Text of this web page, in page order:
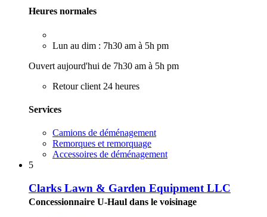
Heures normales
Lun au dim : 7h30 am à 5h pm
Ouvert aujourd'hui de 7h30 am à 5h pm
Retour client 24 heures
Services
Camions de déménagement
Remorques et remorquage
Accessoires de déménagement
5
Clarks Lawn & Garden Equipment LLC
Concessionnaire U-Haul dans le voisinage